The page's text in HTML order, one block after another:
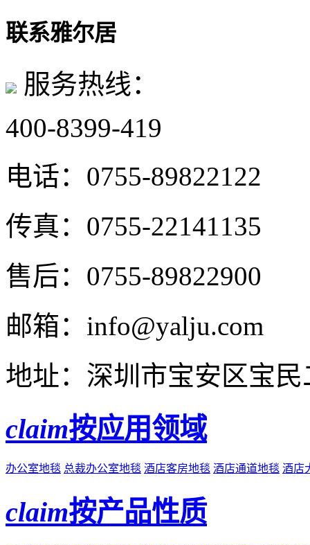
联系雅尔居
服务热线：
400-8399-419
电话： 0755-89822122
传真： 0755-22141135
售后： 0755-89822900
邮箱： info@yalju.com
地址： 深圳市宝安区宝
claim按应用领域
办公室地毯 总裁办公室地毯 酒店客房地毯 酒店通道地毯 酒店
claim按产品性质